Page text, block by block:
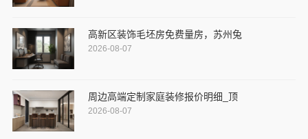
高新区装饰毛坯房免费量房，苏州兔
2026-08-07
周边高端定制家庭装修报价明细_顶
2026-08-07